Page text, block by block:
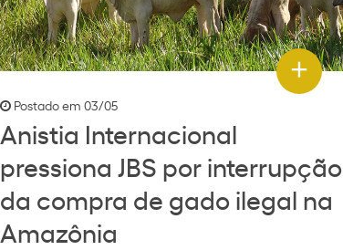
Postado em 03/05
Anistia Internacional
pressiona JBS por interrupção
da compra de gado ilegal na
Amazônia